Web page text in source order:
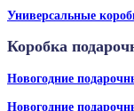
Универсальные
Коробка
Новогодние
Новогодние